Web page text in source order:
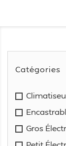
Catégories
Gros